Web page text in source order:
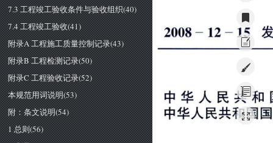
7.3 工程竣工验收条件与验收组织(40)
7.4 工程竣工验收(41)
附录A 工程施工质量控制记录(43)
附录B 工程检测记录(50)
附录C 工程验收记录(52)
本规范用词说明(53)
附：条文说明(54)
1 总则(56)
２００８一１２一１
５
中 华 人 民 共和
中华人民共和国